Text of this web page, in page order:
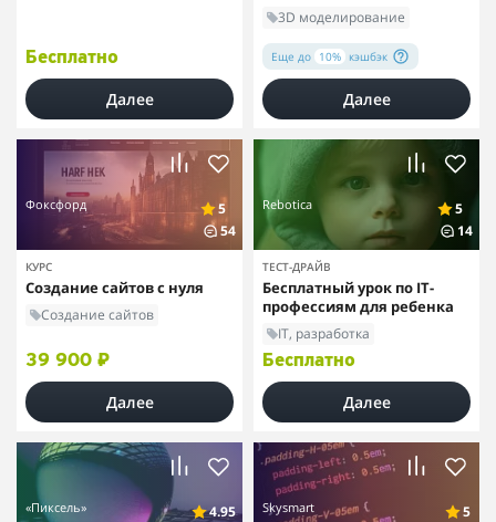
Бесплатно
Далее
3D моделирование
Еще до 10% кэшбэк
Далее
Фоксфорд
5
54
КУРС
Создание сайтов с нуля
Создание сайтов
39 900 ₽
Далее
Rebotica
5
14
ТЕСТ-ДРАЙВ
Бесплатный урок по IT-
профессиям для ребенка
IT, разработка
Бесплатно
Далее
«Пиксель»
4.95
Skysmart
5